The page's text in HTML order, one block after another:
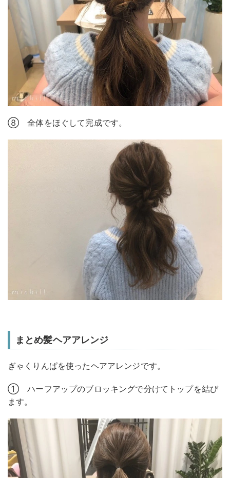
⑧ 全体をほぐして完成です。
まとめ髪ヘアアレンジ
ぎゃくりんぱを使ったヘアアレンジです。
① ハーフアップのブロッキングで分けてトップを結び
ます。